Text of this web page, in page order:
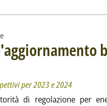
il Pef 2024-2025 e i corrispettivi
18 ottobre 2024 alle 14.32.
per 2023 e 2024
di regolazione per